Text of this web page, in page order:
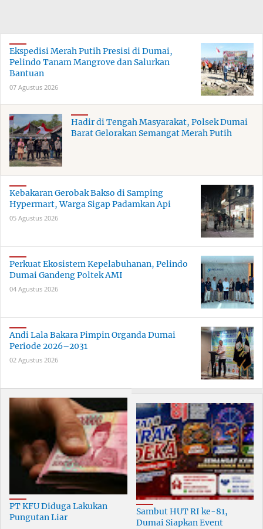
Ekspedisi Merah Putih Presisi di Dumai,
Pelindo Tanam Mangrove dan Salurkan
Bantuan
07 Agustus 2026
Hadir di Tengah Masyarakat, Polsek Dumai
Barat Gelorakan Semangat Merah Putih
Kebakaran Gerobak Bakso di Samping
Hypermart, Warga Sigap Padamkan Api
05 Agustus 2026
Perkuat Ekosistem Kepelabuhanan, Pelindo
Dumai Gandeng Poltek AMI
04 Agustus 2026
Andi Lala Bakara Pimpin Organda Dumai
Periode 2026–2031
02 Agustus 2026
PT KFU Diduga Lakukan
Pungutan Liar
Sambut HUT RI ke-81,
Dumai Siapkan Event